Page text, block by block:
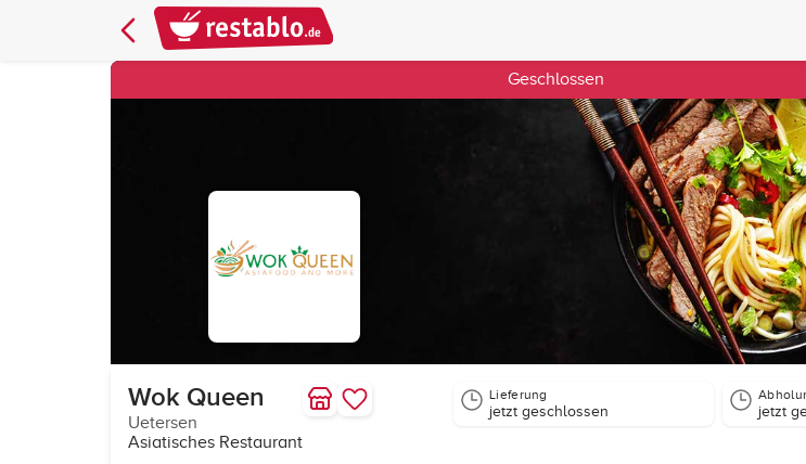
Geschlossen
Wok Queen
Uetersen
Asiatisches Restaurant
Lieferung
jetzt geschlossen jetzt